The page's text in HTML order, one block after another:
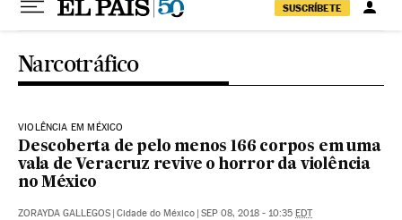
SUSCRÍBETE
Narcotráfico
VIOLÊNCIA EM MÉXICO
Descoberta de pelo menos 166 corpos em uma
vala de Veracruz revive o horror da violência
no México
ZORAYDA GALLEGOS | Cidade do México | SEP 08, 2018 - 10:35 EDT